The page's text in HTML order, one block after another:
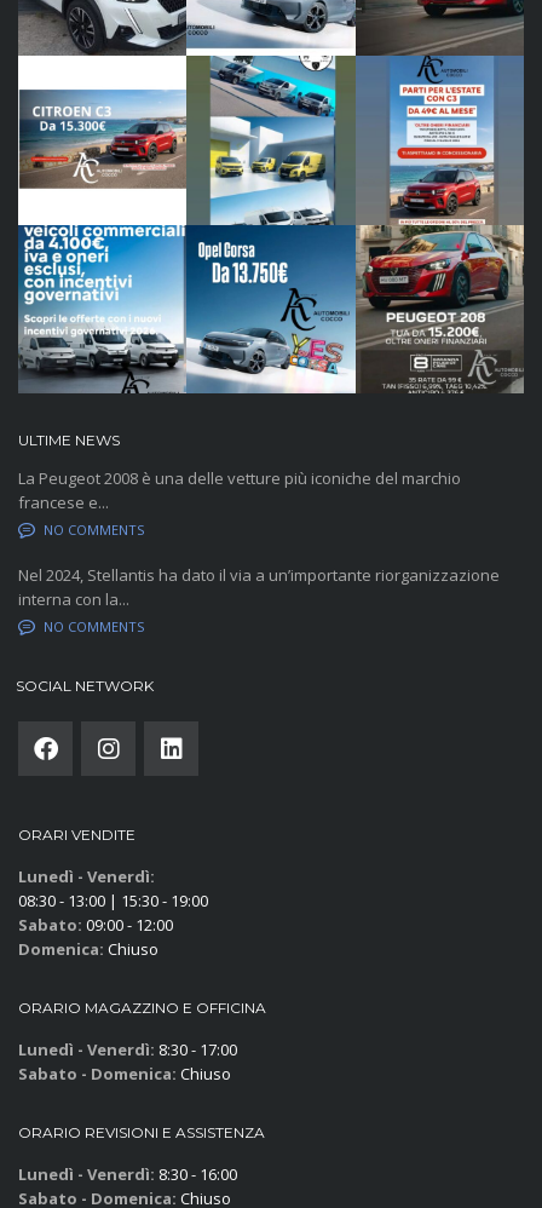
ULTIME NEWS
La Peugeot 2008 è una delle vetture più iconiche del marchio
francese e...
NO COMMENTS
Nel 2024, Stellantis ha dato il via a un’importante riorganizzazione
interna con la...
NO COMMENTS
SOCIAL NETWORK
ORARI VENDITE
Lunedì - Venerdì:
08:30 - 13:00 | 15:30 - 19:00
Sabato: 09:00 - 12:00
Domenica: Chiuso
ORARIO MAGAZZINO E OFFICINA
Lunedì - Venerdì: 8:30 - 17:00
Sabato - Domenica: Chiuso
ORARIO REVISIONI E ASSISTENZA
Lunedì - Venerdì: 8:30 - 16:00
Sabato - Domenica: Chiuso